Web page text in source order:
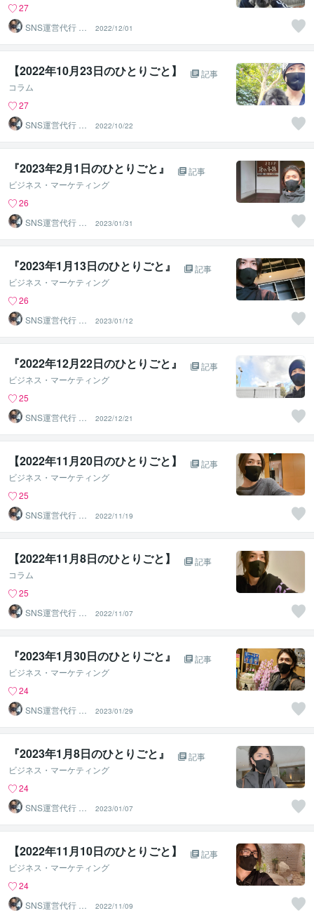
27
SNS運営代行 ま
るなげ
2022/12/01
【2022年10月23日のひとりごと】⁡
記事
コラム
27
SNS運営代行 ま
るなげ
2022/10/22
『2023年2月1日のひとりごと』⁡
記事
ビジネス・マーケティング
26
SNS運営代行 ま
るなげ
2023/01/31
『2023年1月13日のひとりごと』⁡
記事
ビジネス・マーケティング
26
SNS運営代行 ま
るなげ
2023/01/12
『2022年12月22日のひとりごと』
記事
ビジネス・マーケティング
25
SNS運営代行 ま
るなげ
2022/12/21
【2022年11月20日のひとりごと】⁡
記事
ビジネス・マーケティング
25
SNS運営代行 ま
るなげ
2022/11/19
【2022年11月8日のひとりごと】⁡
記事
コラム
25
SNS運営代行 ま
るなげ
2022/11/07
『2023年1月30日のひとりごと』⁡
記事
ビジネス・マーケティング
24
SNS運営代行 ま
るなげ
2023/01/29
『2023年1月8日のひとりごと』
記事
ビジネス・マーケティング
24
SNS運営代行 ま
るなげ
2023/01/07
【2022年11月10日のひとりごと】⁡
記事
ビジネス・マーケティング
24
SNS運営代行 ま
るなげ
2022/11/09